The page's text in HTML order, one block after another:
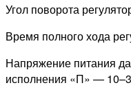
Угол поворота
Время полного хода
Напряжение питания
исполнения «П» —